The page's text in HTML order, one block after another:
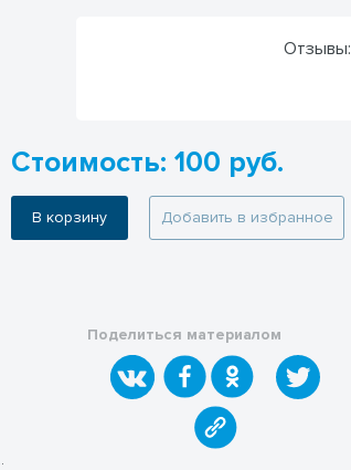
Отзывы:
Стоимость: 100 руб.
В корзину Добавить в избранное
Поделиться материалом